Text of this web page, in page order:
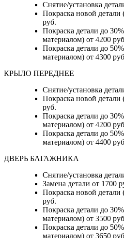
Снятие/установка
Покраска новой детали
руб.
Покраска детали до
материалом) от 4200
Покраска детали до
материалом) от 4300
КРЫЛО ПЕРЕДНЕЕ
Снятие/установка
Покраска новой детали
руб.
Покраска детали до
материалом) от 4200
Покраска детали до
материалом) от 4400
ДВЕРЬ БАГАЖНИКА
Снятие/установка
Замена детали от 1700
Покраска новой детали
руб.
Покраска детали до
материалом) от 3500
Покраска детали до
материалом) от 3650